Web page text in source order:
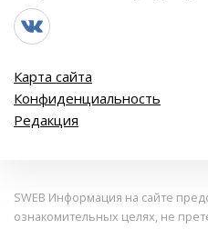
Карта сайта
Конфиденциальность
Редакция
SWEB Информация на сайте
ознакомительных целях, не